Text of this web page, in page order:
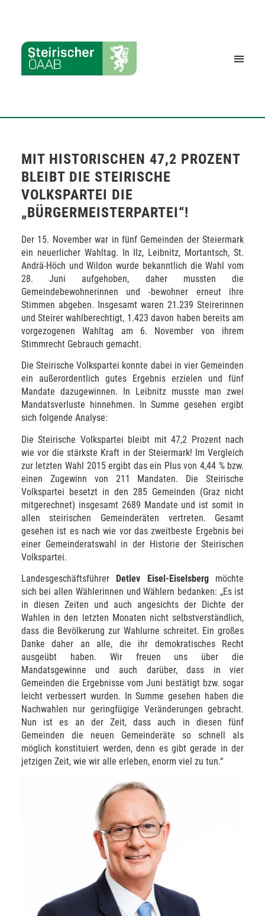
MIT HISTORISCHEN 47,2 PROZENT
BLEIBT DIE STEIRISCHE
VOLKSPARTEI DIE
„BÜRGERMEISTERPARTEI“!
Der 15. November war in fünf Gemeinden der Steiermark
ein neuerlicher Wahltag. In Ilz, Leibnitz, Mortantsch, St.
Andrä-Höch und Wildon wurde bekanntlich die Wahl vom
28. Juni aufgehoben, daher mussten die
Gemeindebewohnerinnen und -bewohner erneut ihre
Stimmen abgeben. Insgesamt waren 21.239 Steirerinnen
und Steirer wahlberechtigt, 1.423 davon haben bereits am
vorgezogenen Wahltag am 6. November von ihrem
Stimmrecht Gebrauch gemacht.
Die Steirische Volkspartei konnte dabei in vier Gemeinden
ein außerordentlich gutes Ergebnis erzielen und fünf
Mandate dazugewinnen. In Leibnitz musste man zwei
Mandatsverluste hinnehmen. In Summe gesehen ergibt
sich folgende Analyse:
Die Steirische Volkspartei bleibt mit 47,2 Prozent nach
wie vor die stärkste Kraft in der Steiermark! Im Vergleich
zur letzten Wahl 2015 ergibt das ein Plus von 4,44 % bzw.
einen Zugewinn von 211 Mandaten. Die Steirische
Volkspartei besetzt in den 285 Gemeinden (Graz nicht
mitgerechnet) insgesamt 2689 Mandate und ist somit in
allen steirischen Gemeinderäten vertreten. Gesamt
gesehen ist es nach wie vor das zweitbeste Ergebnis bei
einer Gemeinderatswahl in der Historie der Steirischen
Volkspartei.
Landesgeschäftsführer Detlev Eisel-Eiselsbergmöchte
sich bei allen Wählerinnen und Wählern bedanken: „Es ist
in diesen Zeiten und auch angesichts der Dichte der
Wahlen in den letzten Monaten nicht selbstverständlich,
dass die Bevölkerung zur Wahlurne schreitet. Ein großes
Danke daher an alle, die ihr demokratisches Recht
ausgeübt haben. Wir freuen uns über die
Mandatsgewinne und auch darüber, dass in vier
Gemeinden die Ergebnisse vom Juni bestätigt bzw. sogar
leicht verbessert wurden. In Summe gesehen haben die
Nachwahlen nur geringfügige Veränderungen gebracht.
Nun ist es an der Zeit, dass auch in diesen fünf
Gemeinden die neuen Gemeinderäte so schnell als
möglich konstituiert werden, denn es gibt gerade in der
jetzigen Zeit, wie wir alle erleben, enorm viel zu tun.“